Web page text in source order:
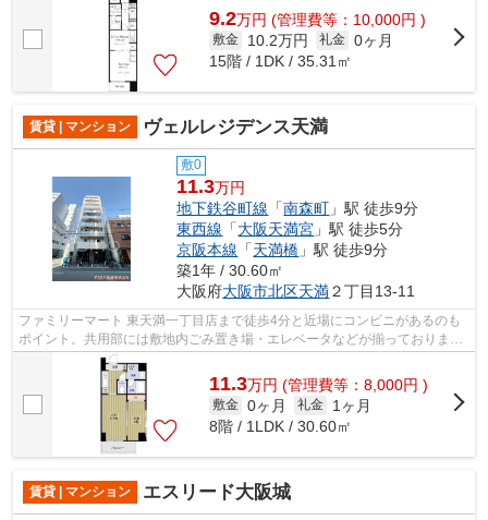
9.2万円 (管理費等：10,000円 )
敷金 10.2万円 礼金 0ヶ月
15階 / 1DK / 35.31㎡
賃貸 | マンション ヴェルレジデンス天満
敷0
11.3万円
地下鉄谷町線 「南森町 」駅 徒歩9分
東西線 「大阪天満宮 」駅 徒歩5分
京阪本線 「天満橋 」駅 徒歩9分
築1年 / 30.60㎡
大阪府大阪市北区天満２丁目13-11
ファミリーマート 東天満一丁目店まで徒歩4分と近場にコンビニがあるのも
ポイント。共用部には敷地内ごみ置き場・エレベータなどが揃っておりま
す。周辺環境も良好で、魅力的な住環境...
11.3万円 (管理費等：8,000円 )
敷金 0ヶ月 礼金
1ヶ月
8階 / 1LDK / 30.60㎡
賃貸 | マンション エスリード大阪城